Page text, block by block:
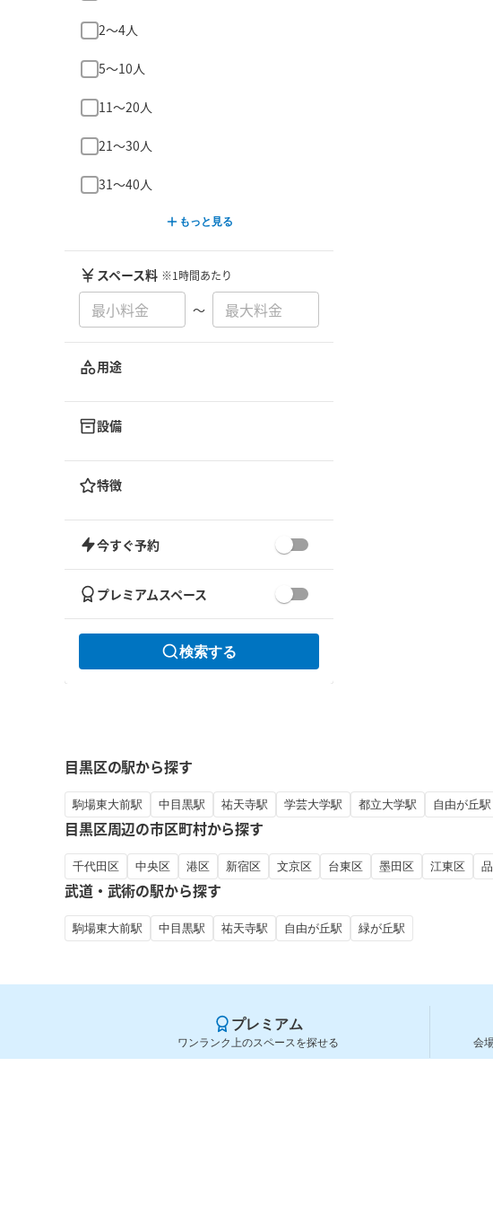
2〜4人
5〜10人
11〜20人
21〜30人
31〜40人
もっと見る
スペース料 ※1時間あたり
〜
用途
設備
特徴
今すぐ予約
プレミアムスペース
検索する
目黒区の駅から探す
駒場東大前駅 中目黒駅 祐天寺駅 学芸大学駅 都立大学駅 自由が丘駅
目黒区周辺の市区町村から探す
千代田区 中央区 港区 新宿区 文京区 台東区 墨田区 江東区
武道・武術の駅から探す
駒場東大前駅 中目黒駅 祐天寺駅 自由が丘駅 緑が丘駅
プレミアム
ワンランク上のスペースを探せる 会